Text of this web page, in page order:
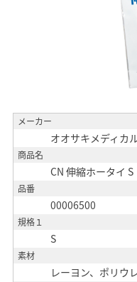
メーカー
オオサキメディカ
商品名
CN 伸縮ホータイ S
品番
00006500
規格１
S
素材
レーヨン、ポリウ